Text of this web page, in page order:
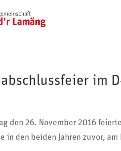
im
den 26. November 2016
in den beiden Jahren zuvor, am